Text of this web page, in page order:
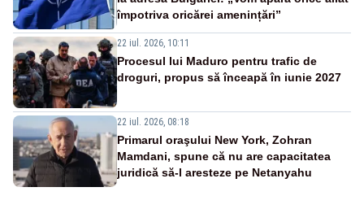
împotriva oricărei amenințări”
22 iul. 2026, 10:11
Procesul lui Maduro pentru trafic de
droguri, propus să înceapă în iunie 2027
22 iul. 2026, 08:18
Primarul oraşului New York, Zohran
Mamdani, spune că nu are capacitatea
juridică să-l aresteze pe Netanyahu